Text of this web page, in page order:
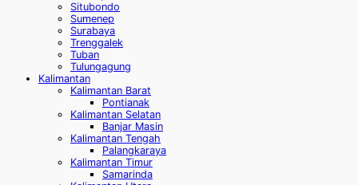
Situbondo
Sumenep
Surabaya
Trenggalek
Tuban
Tulungagung
Kalimantan
Kalimantan Barat
Pontianak
Kalimantan Selatan
Banjar Masin
Kalimantan Tengah
Palangkaraya
Kalimantan Timur
Samarinda